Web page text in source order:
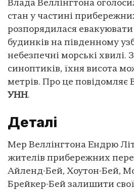
Влада Веллінгтона
стан у частині
розпорядилася
будинків на південному
небезпечні морські хвилі.
синоптиків, їхня висота
метрів. Про це повідомляє
УНН.
Деталі
Мер Веллінгтона Ендрю
жителів прибережних
Айленд-Бей, Хоутон-Бей,
Брейкер-Бей залишити